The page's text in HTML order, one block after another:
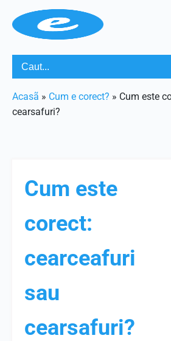
Acasã » Cum e corect? » Cum este
cearsafuri?
Cum este
corect:
cearceafuri
sau
cearsafuri?